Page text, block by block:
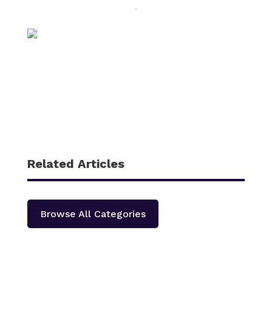
Related Articles
Browse All Categories